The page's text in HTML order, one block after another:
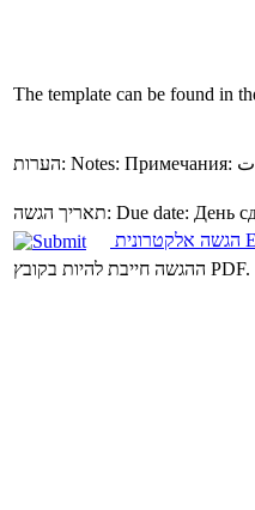
The template can be found in
הערות: Notes: Примечания:
תאריך הגשה: Due date: День
ההגשה חייבת להיות בקובץ PDF.